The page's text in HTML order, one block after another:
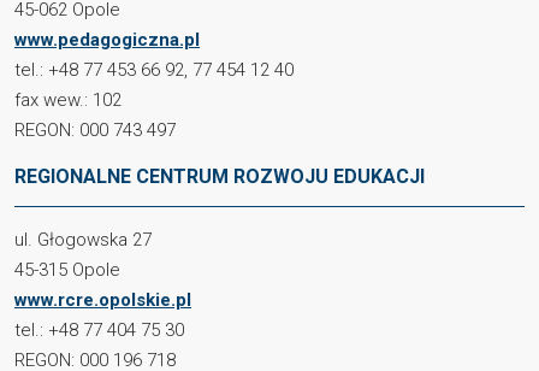
45-062 Opole
www.pedagogiczna.pl
tel.: +48 77 453 66 92, 77 454 12 40
fax wew.: 102
REGON: 000 743 497
REGIONALNE CENTRUM ROZWOJU EDUKACJI
ul. Głogowska 27
45-315 Opole
www.rcre.opolskie.pl
tel.: +48 77 404 75 30
REGON: 000 196 718